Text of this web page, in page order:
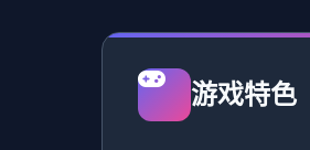
游戏特色